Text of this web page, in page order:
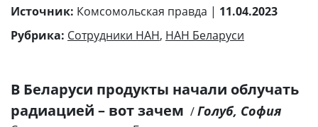
Источник: Комсомольская правда | 11.04.2023
Рубрика: Сотрудники НАН, НАН Беларуси
В Беларуси продукты начали облучать
радиацией – вот зачем /Голуб, София